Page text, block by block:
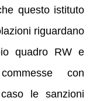
questo istituto
riguardano
quadro RW e
con
le sanzioni